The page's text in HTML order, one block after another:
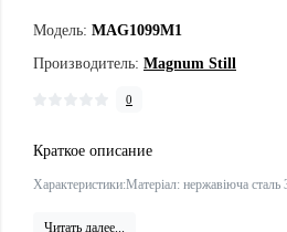
Модель: MAG1099М1
Производитель: Magnum Still
0
Краткое описание
Характеристики:Матеріал: нержавіюча
Читать далее...